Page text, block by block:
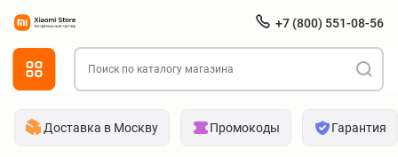
+7 (800) 551-08-56
Доставка в Москву Промокоды Гарантия